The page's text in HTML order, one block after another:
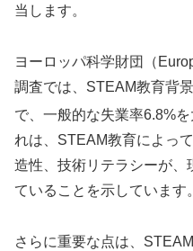
当します。
ヨーロッパ科学財団（
調査では、STEAM教育背
で、一般的な失業率6.8%
れは、STEAM教育によっ
造性、技術リテラシーが
ていることを示しています。
さらに重要な点は、